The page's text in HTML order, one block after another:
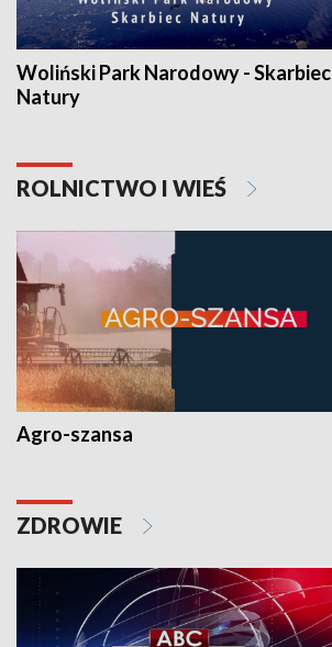
Woliński Park Narodowy - Skarbiec
Natury
ROLNICTWO I WIEŚ
Agro-szansa
ZDROWIE